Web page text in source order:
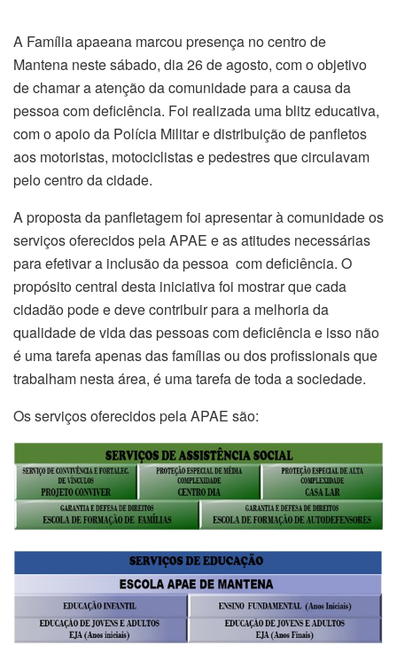
A Família apaeana marcou presença no centro de
Mantena neste sábado, dia 26 de agosto, com o objetivo
de chamar a atenção da comunidade para a causa da
pessoa com deficiência. Foi realizada uma blitz educativa,
com o apoio da Polícia Militar e distribuição de panfletos
aos motoristas, motociclistas e pedestres que circulavam
pelo centro da cidade.
A proposta da panfletagem foi apresentar à comunidade os
serviços oferecidos pela APAE e as atitudes necessárias
para efetivar a inclusão da pessoa com deficiência. O
propósito central desta iniciativa foi mostrar que cada
cidadão pode e deve contribuir para a melhoria da
qualidade de vida das pessoas com deficiência e isso não
é uma tarefa apenas das famílias ou dos profissionais que
trabalham nesta área, é uma tarefa de toda a sociedade.
Os serviços oferecidos pela APAE são: